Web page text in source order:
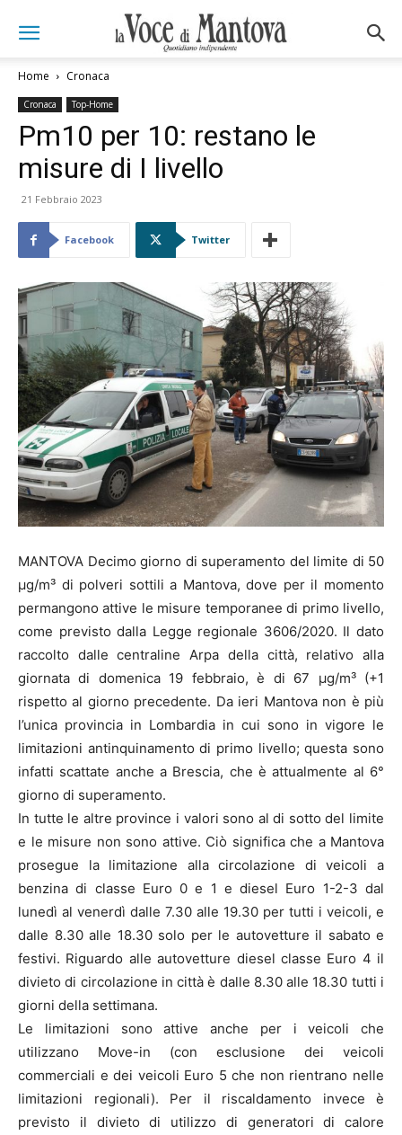
Home Cronaca
Cronaca Top-Home
Pm10 per 10: restano le
misure di I livello
21 Febbraio 2023
Facebook Twitter
MANTOVA Decimo giorno di superamento del limite di 50
µg/m³ di polveri sottili a Mantova, dove per il momento
permangono attive le misure temporanee di primo livello,
come previsto dalla Legge regionale 3606/2020. Il dato
raccolto dalle centraline Arpa della città, relativo alla
giornata di domenica 19 febbraio, è di 67 µg/m³ (+1
rispetto al giorno precedente. Da ieri Mantova non è più
l’unica provincia in Lombardia in cui sono in vigore le
limitazioni antinquinamento di primo livello; questa sono
infatti scattate anche a Brescia, che è attualmente al 6°
giorno di superamento.
In tutte le altre province i valori sono al di sotto del limite
e le misure non sono attive. Ciò significa che a Mantova
prosegue la limitazione alla circolazione di veicoli a
benzina di classe Euro 0 e 1 e diesel Euro 1-2-3 dal
lunedì al venerdì dalle 7.30 alle 19.30 per tutti i veicoli, e
dalle 8.30 alle 18.30 solo per le autovetture il sabato e
festivi. Riguardo alle autovetture diesel classe Euro 4 il
divieto di circolazione in città è dalle 8.30 alle 18.30 tutti i
giorni della settimana.
Le limitazioni sono attive anche per i veicoli che
utilizzano Move-in (con esclusione dei veicoli
commerciali e dei veicoli Euro 5 che non rientrano nelle
limitazioni regionali). Per il riscaldamento invece è
previsto il divieto di utilizzo di generatori di calore